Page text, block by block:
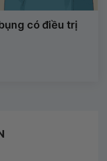
có điều trị